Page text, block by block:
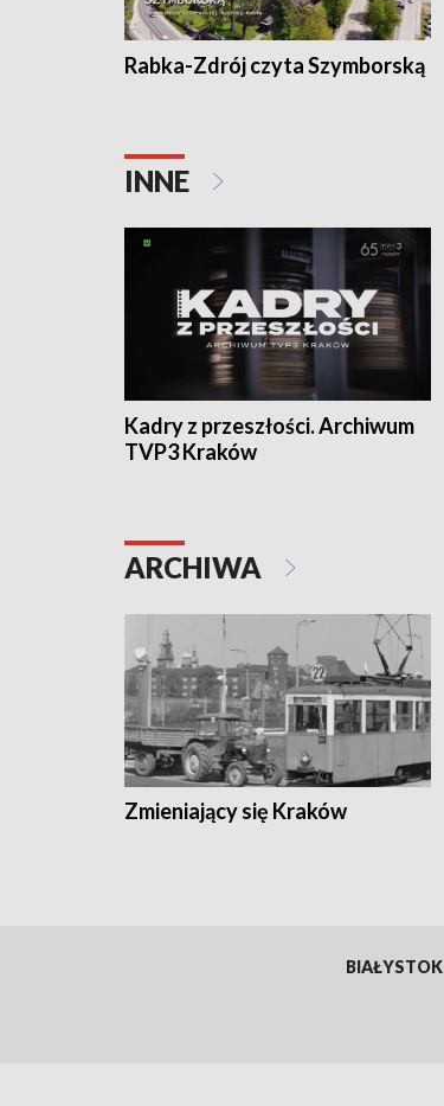
Rabka-Zdrój czyta Szymborską
INNE
Kadry z przeszłości. Archiwum
TVP3 Kraków
ARCHIWA
Zmieniający się Kraków
BIAŁYSTOK